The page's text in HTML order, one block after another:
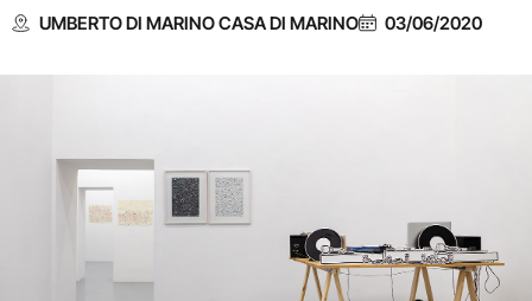
UMBERTO DI MARINO CASA DI MARINO 03/06/2020